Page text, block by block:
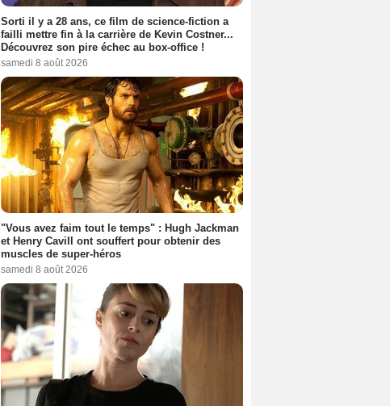
Sorti il y a 28 ans, ce film de science-fiction a
failli mettre fin à la carrière de Kevin Costner...
Découvrez son pire échec au box-office !
samedi 8 août 2026
"Vous avez faim tout le temps" : Hugh Jackman
et Henry Cavill ont souffert pour obtenir des
muscles de super-héros
samedi 8 août 2026